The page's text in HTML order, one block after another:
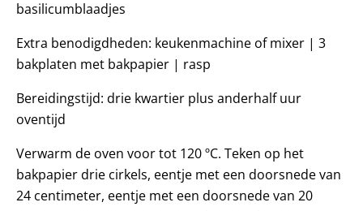
basilicumblaadjes
Extra benodigdheden: keukenmachine of mixer | 3
bakplaten met bakpapier | rasp
Bereidingstijd: drie kwartier plus anderhalf uur
oventijd
Verwarm de oven voor tot 120 ºC. Teken op het
bakpapier drie cirkels, eentje met een doorsnede van
24 centimeter, eentje met een doorsnede van 20